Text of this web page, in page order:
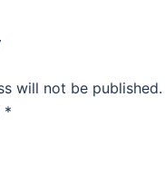
will not be published.
*